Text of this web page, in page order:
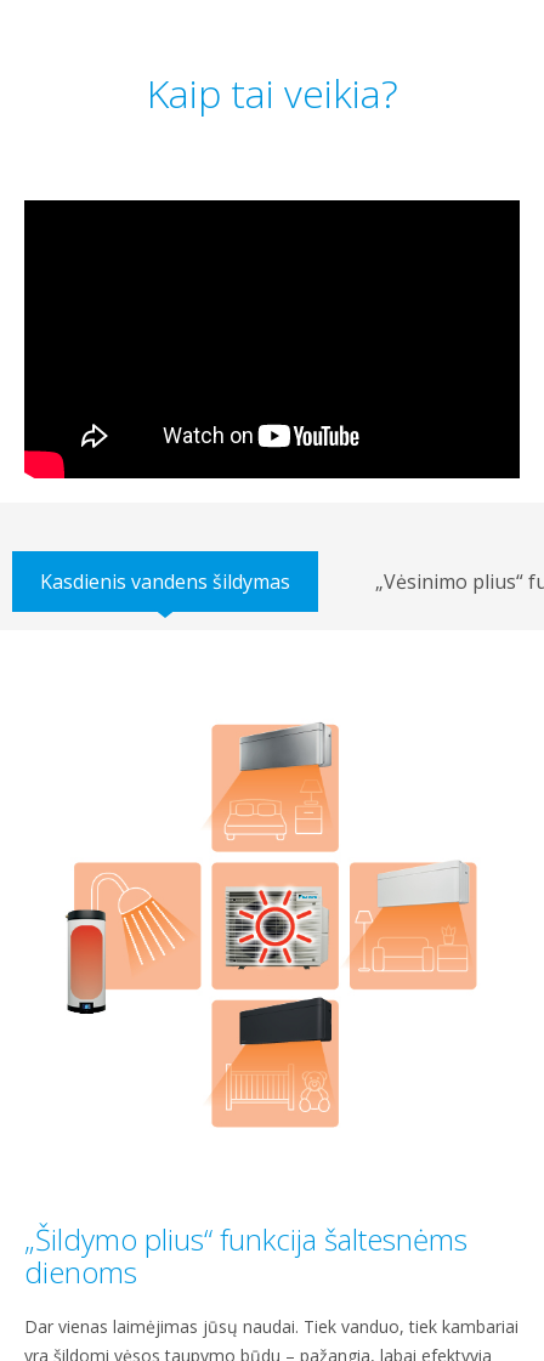
Kaip tai veikia?
Kasdienis vandens šildymas „Vėsinimo plius“
„Šildymo plius“ funkcija šaltesnėms
dienoms
Dar vienas laimėjimas jūsų naudai. Tiek vanduo, tiek kambariai
yra šildomi vėsos taupymo būdu – pažangia, labai efektyvia